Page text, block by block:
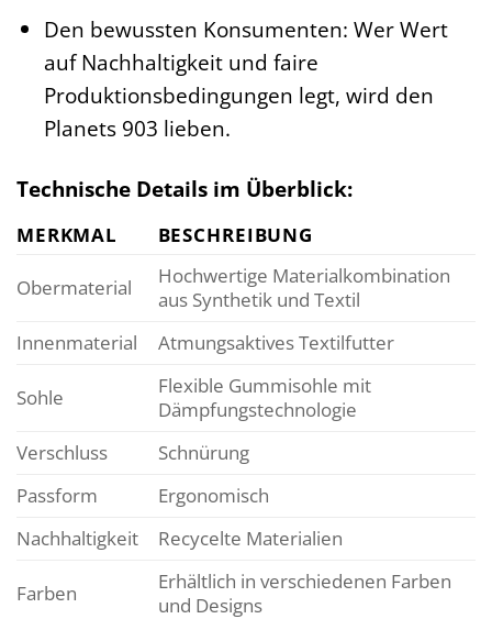
Den bewussten Konsumenten: Wer Wert
auf Nachhaltigkeit und faire
Produktionsbedingungen legt, wird den
Planets 903 lieben.
Technische Details im Überblick:
MERKMAL BESCHREIBUNG
Obermaterial
Hochwertige Materialkombination
aus Synthetik und Textil
Innenmaterial
Atmungsaktives Textilfutter
Sohle
Flexible Gummisohle mit
Dämpfungstechnologie
Verschluss
Schnürung
Passform
Ergonomisch
Nachhaltigkeit
Recycelte Materialien
Farben
Erhältlich in verschiedenen Farben
und Designs